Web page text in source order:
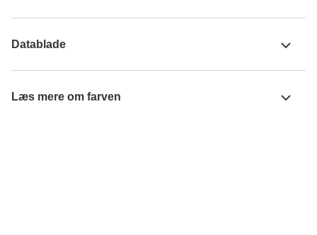
Datablade
Læs mere om farven